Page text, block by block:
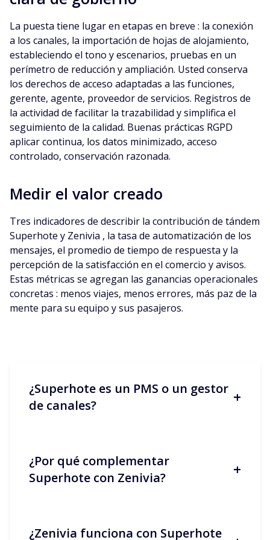
La puesta tiene lugar en etapas en breve : la conexión
a los canales, la importación de hojas de alojamiento,
estableciendo el tono y escenarios, pruebas en un
perímetro de reducción y ampliación. Usted conserva
los derechos de acceso adaptadas a las funciones,
gerente, agente, proveedor de servicios. Registros de
la actividad de facilitar la trazabilidad y simplifica el
seguimiento de la calidad. Buenas prácticas RGPD
aplicar continua, los datos minimizado, acceso
controlado, conservación razonada.
Medir el valor creado
Tres indicadores de describir la contribución de tándem
Superhote y Zenivia , la tasa de automatización de los
mensajes, el promedio de tiempo de respuesta y la
percepción de la satisfacción en el comercio y avisos.
Estas métricas se agregan las ganancias operacionales
concretas : menos viajes, menos errores, más paz de la
mente para su equipo y sus pasajeros.
¿Superhote es un PMS o un gestor
de canales?
+
Superhote se encarga de la gestión de
reservas y la distribución multicanal.
disponibilidades. De este modo, el
¿Por qué complementar
Superhote con Zenivia?
+
¿Zenivia funciona con Superhote